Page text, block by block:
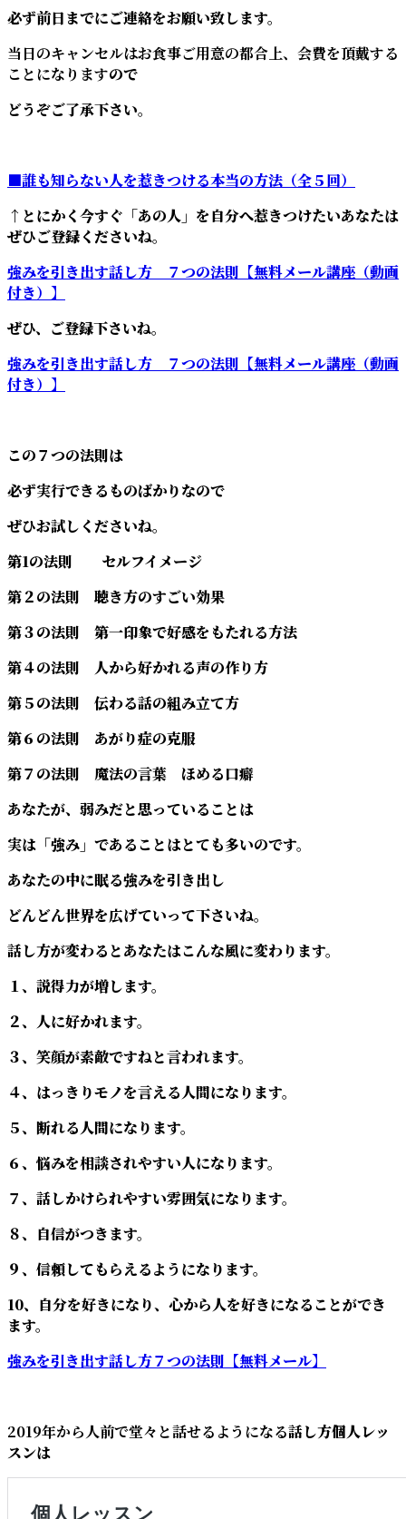
必ず前日までにご連絡をお願い致します。
当日のキャンセルはお食事ご用意の都合上、会費を頂戴する
ことになりますので
どうぞご了承下さい。
■誰も知らない人を惹きつける本当の方法（全５回）
↑とにかく今すぐ「あの人」を自分へ惹きつけたいあなたは
ぜひご登録くださいね。
強みを引き出す話し方 ７つの法則【無料メール講座（動画
付き）】
ぜひ、ご登録下さいね。
強みを引き出す話し方 ７つの法則【無料メール講座（動画
付き）】
この７つの法則は
必ず実行できるものばかりなので
ぜひお試しくださいね。
第1の法則 セルフイメージ
第２の法則 聴き方のすごい効果
第３の法則 第一印象で好感をもたれる方法
第４の法則 人から好かれる声の作り方
第５の法則 伝わる話の組み立て方
第６の法則 あがり症の克服
第７の法則 魔法の言葉 ほめる口癖
あなたが、弱みだと思っていることは
実は「強み」であることはとても多いのです。
あなたの中に眠る強みを引き出し
どんどん世界を広げていって下さいね。
話し方が変わるとあなたはこんな風に変わります。
１、説得力が増します。
２、人に好かれます。
３、笑顔が素敵ですねと言われます。
４、はっきりモノを言える人間になります。
５、断れる人間になります。
６、悩みを相談されやすい人になります。
７、話しかけられやすい雰囲気になります。
８、自信がつきます。
９、信頼してもらえるようになります。
10、自分を好きになり、心から人を好きになることができ
ます。
強みを引き出す話し方７つの法則【無料メール】
2019年から人前で堂々と話せるようになる話し方個人レッ
スンは